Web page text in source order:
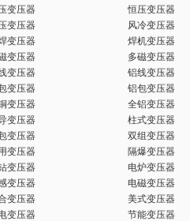
词
变压器
恒压变压器
变压器
风冷变压器
变压器
焊机变压器
变压器
多磁变压器
变压器
铝线变压器
变压器
铝包变压器
变压器
全铝变压器
变压器
柱式变压器
变压器
双组变压器
变压器
隔爆变压器
变压器
电炉变压器
变压器
电磁变压器
变压器
美式变压器
变压器
节能变压器